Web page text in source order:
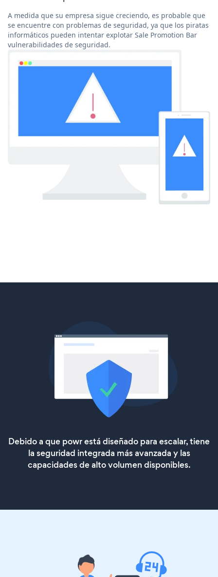
A medida que su empresa sigue creciendo, es probable que
se encuentre con problemas de seguridad, ya que los piratas
informáticos pueden intentar explotar Sale Promotion Bar
vulnerabilidades de seguridad.
Debido a que powr está diseñado para escalar, tiene
la seguridad integrada más avanzada y las
capacidades de alto volumen disponibles.